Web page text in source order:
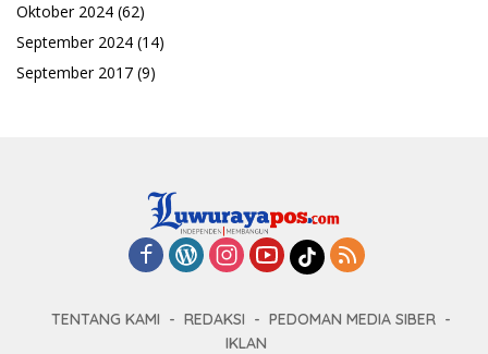
Oktober 2024 (62)
September 2024 (14)
September 2017 (9)
TENTANG KAMI REDAKSI
PEDOMAN MEDIA SIBER
IKLAN